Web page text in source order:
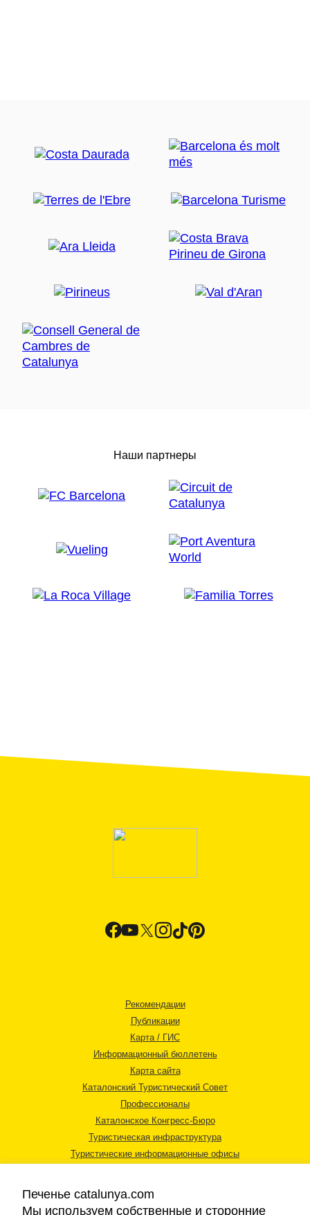
Наши партнеры
Рекомендации
Публикации
Карта / ГИС
Информационный бюллетень
Карта сайта
Каталонский Туристический Совет
Профессионалы
Каталонское Конгресс-Бюро
Туристическая инфраструктура
Туристические информационные офисы
Печенье catalunya.com
Мы используем собственные и сторонние